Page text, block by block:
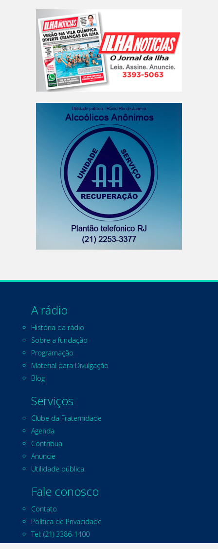
A rádio
História da rádio
Sobre a fundação
Programação
Material para Divulgação
Blog
Serviços
Clube da Fraternidade
Agenda
Contribua
Anuncie
Utilidade pública
Fale conosco
Contato
Política de Privacidade
Tel: (21) 3386-1400